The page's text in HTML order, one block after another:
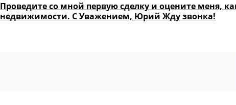
Проведите со мной первую сделку и оцените меня,
недвижимости. С Уважением, Юрий Жду звонка!